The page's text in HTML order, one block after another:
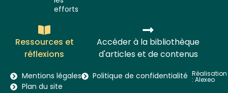
efforts
Ressources et
réflexions
Accéder à la bibliothèque
d'articles et de contenus
Réalisation
: Alexeo
Mentions légales
Politique de confidentialité
Plan du site